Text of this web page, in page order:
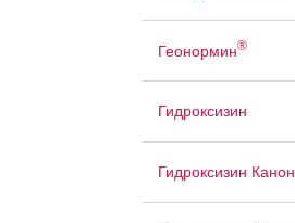
Геонормин®
Гидроксизин
Гидроксизин Канон